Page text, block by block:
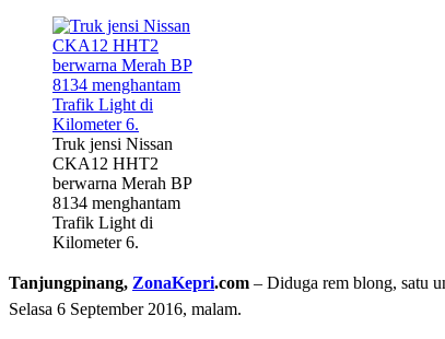
Truk jensi Nissan
CKA12 HHT2
berwarna Merah BP
8134 menghantam
Trafik Light di
Kilometer 6.
Tanjungpinang, ZonaKepri.com – Diduga rem blong, satu
Selasa 6 September 2016, malam.